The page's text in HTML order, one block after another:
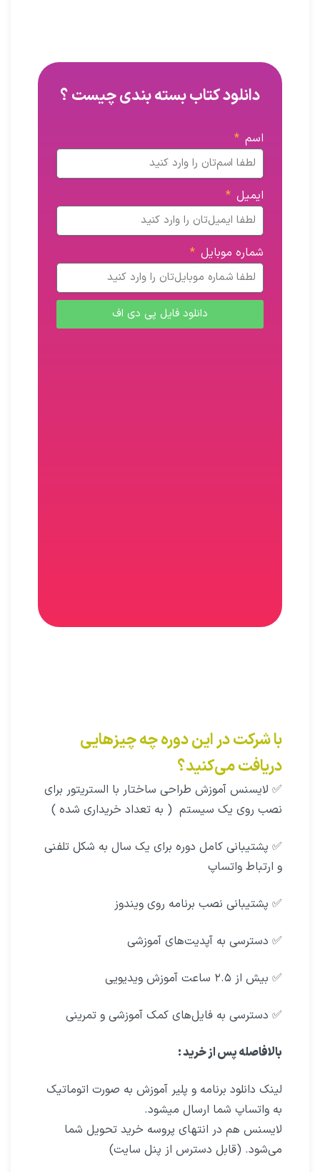
دانلود کتاب بسته بندی چیست ؟
اسم
ایمیل
شماره موبایل
دانلود فایل پی دی اف
با شرکت در این دوره چه چیزهایی
دریافت می‌کنید؟
✅ لایسنس آموزش طراحی ساختار با الستریتور برای
نصب روی یک سیستم ( به تعداد خریداری شده )
✅ پشتیبانی کامل دوره برای یک سال به شکل تلفنی
و ارتباط واتساپ
✅ پشتیبانی نصب برنامه روی ویندوز
✅ دسترسی به آپدیت‌های آموزشی
✅ بیش از ۲.۵ ساعت آموزش ویدیویی
✅ دسترسی به فایل‌های کمک آموزشی و تمرینی
بالافاصله پس از خرید :
لینک دانلود برنامه و پلیر آموزش به صورت اتوماتیک
به واتساپ شما ارسال میشود.
لایسنس هم در انتهای پروسه خرید تحویل شما
می‌شود. (قابل دسترس از پنل سایت)